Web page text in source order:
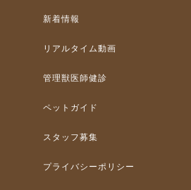
新着情報
リアルタイム動画
管理獣医師健診
ペットガイド
スタッフ募集
プライバシーポリシー